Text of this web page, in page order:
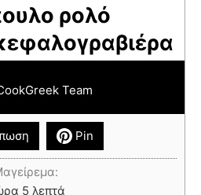
ρολό
Team
Pin
5 λεπτά